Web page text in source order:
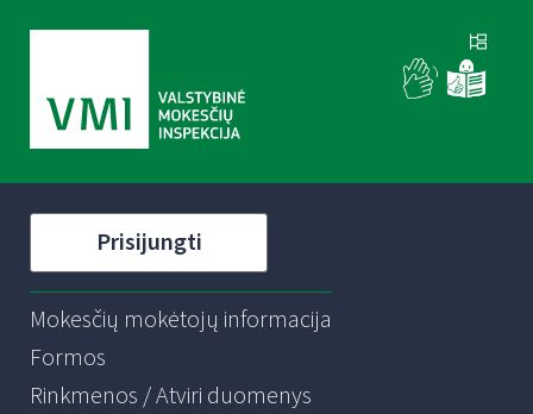
Prisijungti
Mokesčių mokėtojų informacija
Formos
Rinkmenos / Atviri duomenys